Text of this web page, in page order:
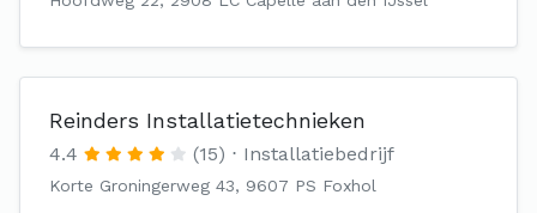
Reinders Installatietechnieken
4.4 (15) Installatiebedrijf
Korte Groningerweg 43, 9607 PS Foxhol